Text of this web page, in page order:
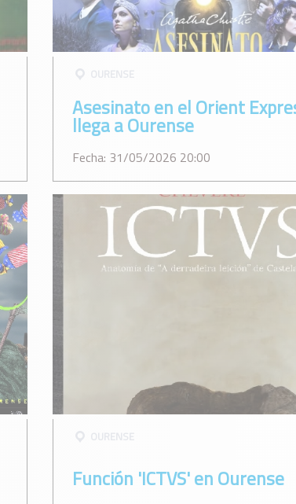
OURENSE
Asesinato en el Orient
llega a Ourense
Fecha: 31/05/2026 20:00
OURENSE
Función 'ICTVS' en Ourense